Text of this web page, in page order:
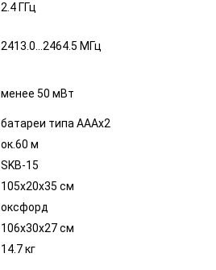
2.4 ГГц
2413.0…2464.5 МГц
менее 50 мВт
батареи типа АААх2
ок.60 м
SKB-15
105х20х35 см
оксфорд
106х30х27 см
14.7 кг